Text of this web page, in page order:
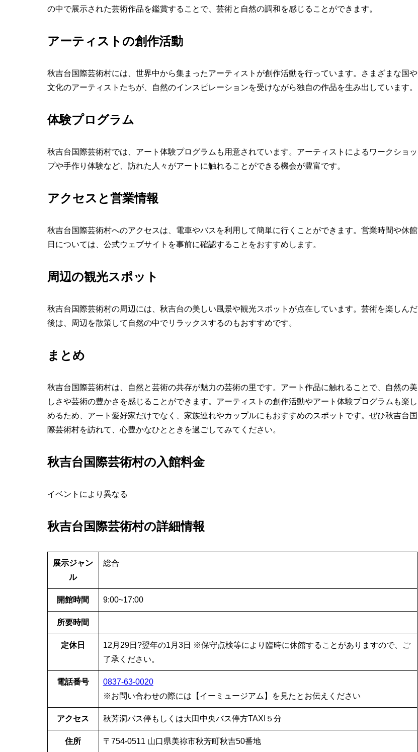
の中で展示された芸術作品を鑑賞することで、芸術と自然の調和を感じることができます。
アーティストの創作活動
秋吉台国際芸術村には、世界中から集まったアーティストが創作活動を行っています。さまざまな国や
文化のアーティストたちが、自然のインスピレーションを受けながら独自の作品を生み出しています。
体験プログラム
秋吉台国際芸術村では、アート体験プログラムも用意されています。アーティストによるワークショッ
プや手作り体験など、訪れた人々がアートに触れることができる機会が豊富です。
アクセスと営業情報
秋吉台国際芸術村へのアクセスは、電車やバスを利用して簡単に行くことができます。営業時間や休館
日については、公式ウェブサイトを事前に確認することをおすすめします。
周辺の観光スポット
秋吉台国際芸術村の周辺には、秋吉台の美しい風景や観光スポットが点在しています。芸術を楽しんだ
後は、周辺を散策して自然の中でリラックスするのもおすすめです。
まとめ
秋吉台国際芸術村は、自然と芸術の共存が魅力の芸術の里です。アート作品に触れることで、自然の美
しさや芸術の豊かさを感じることができます。アーティストの創作活動やアート体験プログラムも楽し
めるため、アート愛好家だけでなく、家族連れやカップルにもおすすめのスポットです。ぜひ秋吉台国
際芸術村を訪れて、心豊かなひとときを過ごしてみてください。
秋吉台国際芸術村の入館料金
イベントにより異なる
秋吉台国際芸術村の詳細情報
展示ジャン
ル
総合
開館時間 9:00~17:00
所要時間
定休日
12月29日?翌年の1月3日 ※保守点検等により臨時に休館することがありますので、ご
了承ください。
電話番号
0837-63-0020
※お問い合わせの際には【イーミュージアム】を見たとお伝えください
アクセス 秋芳洞バス停もしくは大田中央バス停方TAXI５分
住所 〒754-0511 山口県美祢市秋芳町秋吉50番地